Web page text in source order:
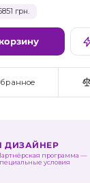
грн.
ДИЗАЙНЕР
программа —
условия